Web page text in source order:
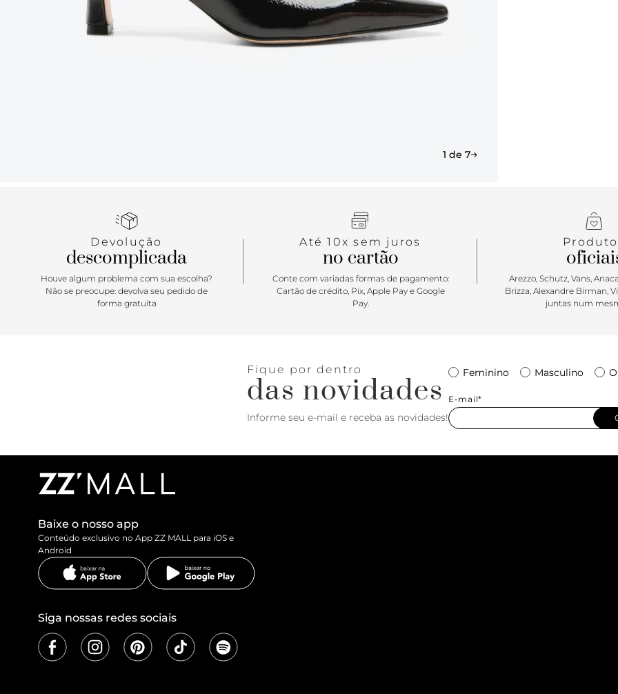
1 de 7
Devolução
descomplicada
Houve algum problema com sua escolha?
Não se preocupe: devolva seu pedido de
forma gratuita
Até 10x sem juros
no cartão
Conte com variadas formas de pagamento:
Cartão de crédito, Pix, Apple Pay e Google
Pay.
Arezzo, Schutz, Vans,
Brizza, Alexandre Birman,
juntas num
Fique por dentro
das novidades
Informe seu e-mail e receba as novidades!
Feminino Masculino
E-mail*
Baixe o nosso app
Conteúdo exclusivo no App ZZ MALL para iOS e
Android
Siga nossas redes sociais